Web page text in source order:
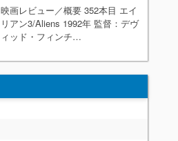
映画レビュー／概要 352本目 エイ
リアン3/Aliens 1992年 監督：デヴ
ィッド・フィンチ…